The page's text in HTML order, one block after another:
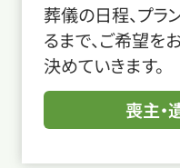
葬儀の日程、プラ
るまで、ご希望を
決めていきます。
喪主・